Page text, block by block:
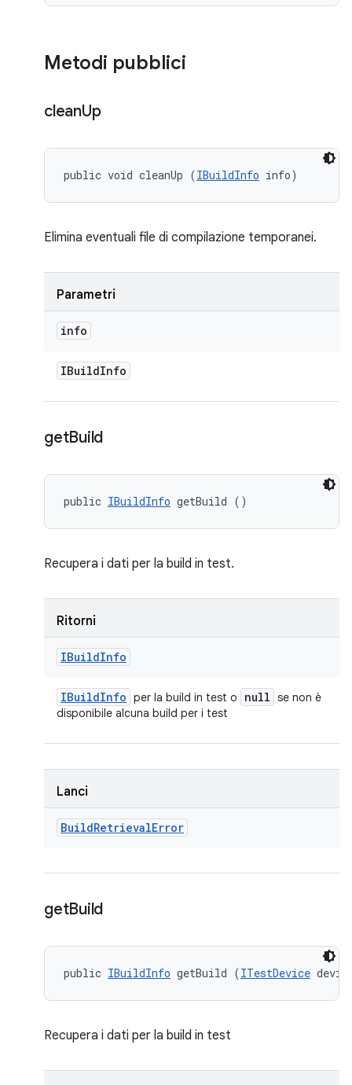
Metodi pubblici
cleanUp
public void cleanUp (IBuildInfo info)
Elimina eventuali file di compilazione temporanei.
Parametri
info
IBuildInfo
getBuild
public IBuildInfo getBuild ()
Recupera i dati per la build in test.
Ritorni
IBuildInfo
IBuildInfo per la build in test o null se non è
disponibile alcuna build per i test
Lanci
BuildRetrievalError
getBuild
public IBuildInfo getBuild (ITestDevice
Recupera i dati per la build in test